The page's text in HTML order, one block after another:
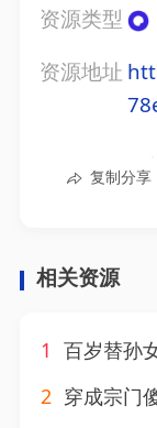
资源类型
资源地址
复制分享
相关资源
1 百岁替孙女参军，老爷
2 穿成宗门傻师妹，